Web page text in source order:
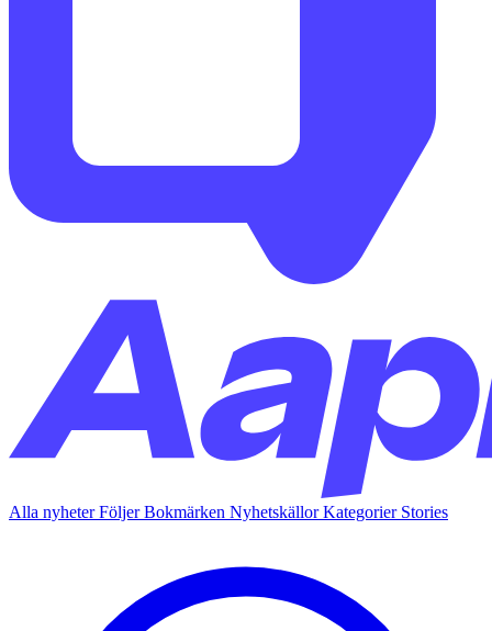
Alla nyheterFöljerBokmärken NyhetskällorKategorier Stories